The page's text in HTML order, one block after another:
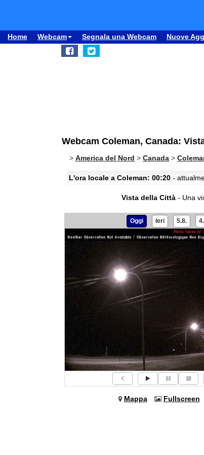
Home Webcam Segnala una Webcam Nuove
Webcam Coleman, Canada:
> America del Nord > Canada >
L'ora locale a Coleman: 00:20 -
Vista della Città- Una
Oggi Ieri 5.8.
Mappa Fullscreen